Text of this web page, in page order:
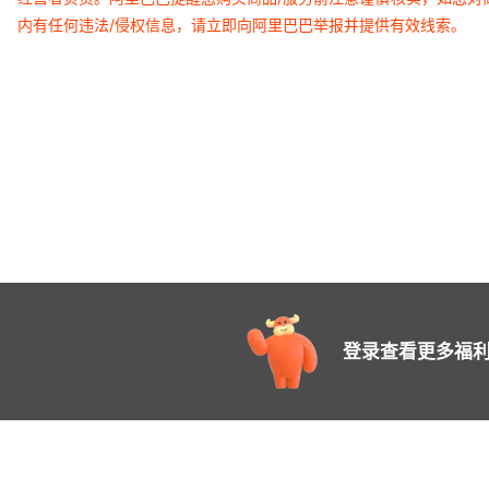
内有任何违法/侵权信息，请立即向阿里巴巴举报并提供有效线索。
登录查看更多福